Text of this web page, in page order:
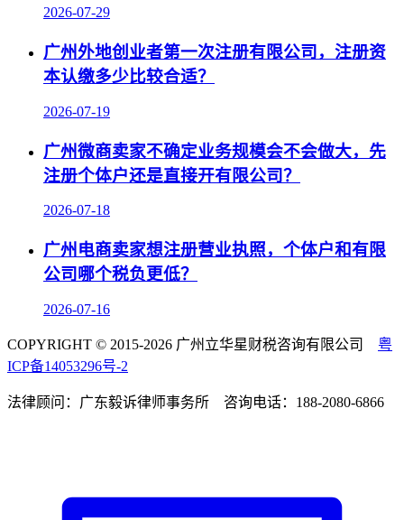
2026-07-29
广州外地创业者第一次注册有限公司，注册资
本认缴多少比较合适？
2026-07-19
广州微商卖家不确定业务规模会不会做大，先
注册个体户还是直接开有限公司？
2026-07-18
广州电商卖家想注册营业执照，个体户和有限
公司哪个税负更低？
2026-07-16
COPYRIGHT © 2015-2026 广州立华星财税咨询有限公司 粤
ICP备14053296号-2
法律顾问：广东毅诉律师事务所 咨询电话：188-2080-6866